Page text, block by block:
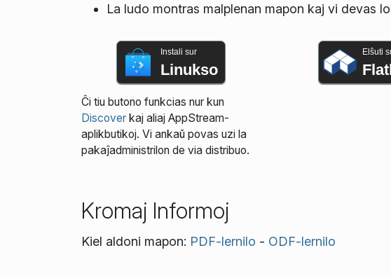
La ludo montras malplenan mapon kaj vi devas
Instali sur
Linukso
Ĉi tiu butono funkcias nur kun
Discoverkaj aliaj AppStream-
aplikbutikoj. Vi ankaŭ povas uzi la
pakaĵadministrilon de via distribuo.
Elŝuti
Kromaj Informoj
Kiel aldoni mapon: PDF-lernilo - ODF-lernilo